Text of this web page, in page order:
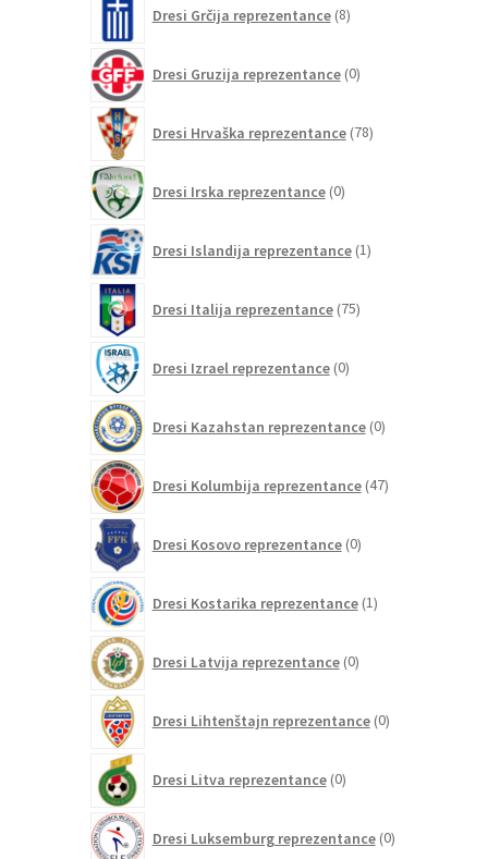
Dresi Grčija reprezentance 8izdelkov
Dresi Gruzija reprezentance 0izdelkov
Dresi Hrvaška reprezentance 78izdelkov
Dresi Irska reprezentance 0izdelkov
Dresi Islandija reprezentance 1izdelek
Dresi Italija reprezentance 75izdelkov
Dresi Izrael reprezentance 0izdelkov
Dresi Kazahstan reprezentance 0izdelkov
Dresi Kolumbija reprezentance 47izdelkov
Dresi Kosovo reprezentance 0izdelkov
Dresi Kostarika reprezentance 1izdelek
Dresi Latvija reprezentance 0izdelkov
Dresi Lihtenštajn reprezentance 0izdelkov
Dresi Litva reprezentance 0izdelkov
Dresi Luksemburg reprezentance 0izdelkov